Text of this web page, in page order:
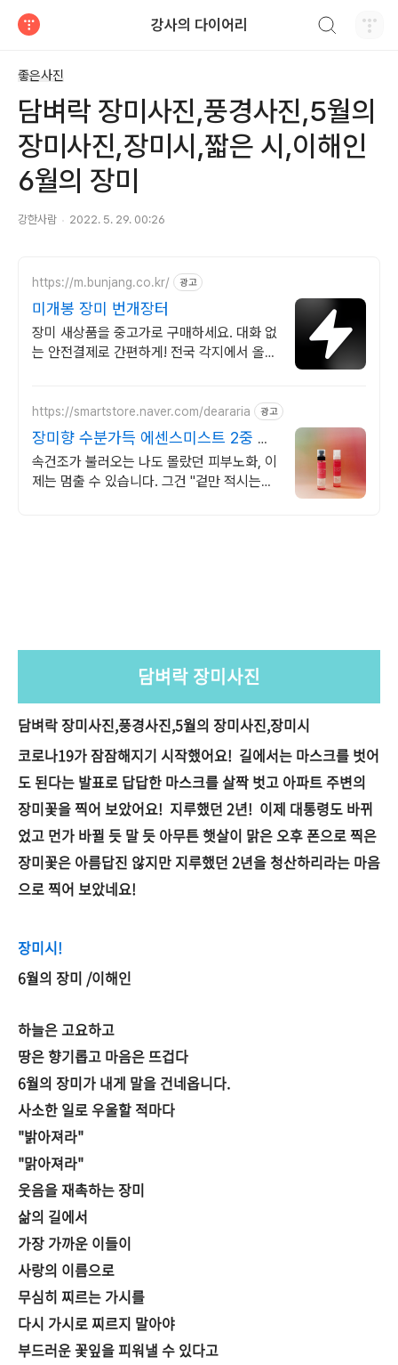
강사의 다이어리
좋은사진
담벼락 장미사진,풍경사진,5월의
장미사진,장미시,짧은 시,이해인
6월의 장미
강한사람 2022. 5. 29. 00:26
https://m.bunjang.co.kr/ 광고
미개봉 장미 번개장터
장미 새상품을 중고가로 구매하세요. 대화 없
는 안전결제로 간편하게! 전국 각지에서 올라
https://smartstore.naver.com/deararia 광고
장미향 수분가득 에센스미스트 2중 히
알루론산 수분폭탄
속건조가 불러오는 나도 몰랐던 피부노화, 이
제는 멈출 수 있습니다. 그건 "겉만 적시는
담벼락 장미사진
담벼락 장미사진,풍경사진,5월의 장미사진,장미시
코로나19가 잠잠해지기 시작했어요! 길에서는 마스크를 벗어
도 된다는 발표로 답답한 마스크를 살짝 벗고 아파트 주변의
장미꽃을 찍어 보았어요! 지루했던 2년! 이제 대통령도 바뀌
었고 먼가 바뀔 듯 말 듯 아무튼 햇살이 맑은 오후 폰으로 찍은
장미꽃은 아름답진 않지만 지루했던 2년을 청산하리라는 마음
으로 찍어 보았네요!
장미시!
6월의 장미 /이해인
하늘은 고요하고
땅은 향기롭고 마음은 뜨겁다
6월의 장미가 내게 말을 건네옵니다.
사소한 일로 우울할 적마다
"밝아져라"
"맑아져라"
웃음을 재촉하는 장미
삶의 길에서
가장 가까운 이들이
사랑의 이름으로
무심히 찌르는 가시를
다시 가시로 찌르지 말아야
부드러운 꽃잎을 피워낼 수 있다고